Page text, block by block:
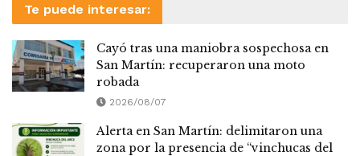
Te puede interesar:
Cayó tras una maniobra sospechosa en
San Martín: recuperaron una moto
robada
2026/08/07
Alerta en San Martín: delimitaron una
zona por la presencia de “vinchucas del